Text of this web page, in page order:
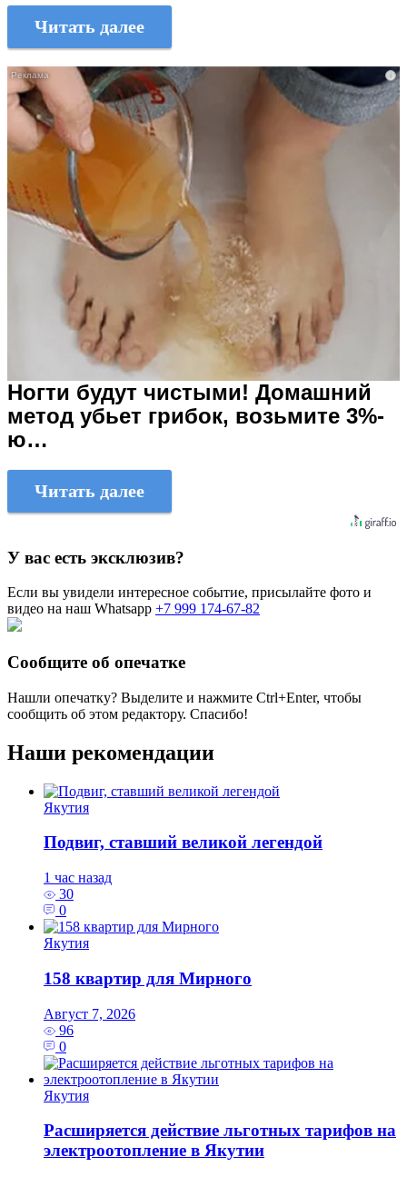
Читать далее
i
Ногти будут чистыми! Домашний
метод убьет грибок, возьмите 3%-
ю…
Читать далее
У вас есть эксклюзив?
Если вы увидели интересное событие, присылайте фото и
видео на наш Whatsapp +7 999 174-67-82
Сообщите об опечатке
Нашли опечатку? Выделите и нажмите Ctrl+Enter, чтобы
сообщить об этом редактору. Спасибо!
Наши рекомендации
Якутия
Подвиг, ставший великой легендой
1 час назад
30
0
Якутия
158 квартир для Мирного
Август 7, 2026
96
0
Якутия
Расширяется действие льготных тарифов на
электроотопление в Якутии